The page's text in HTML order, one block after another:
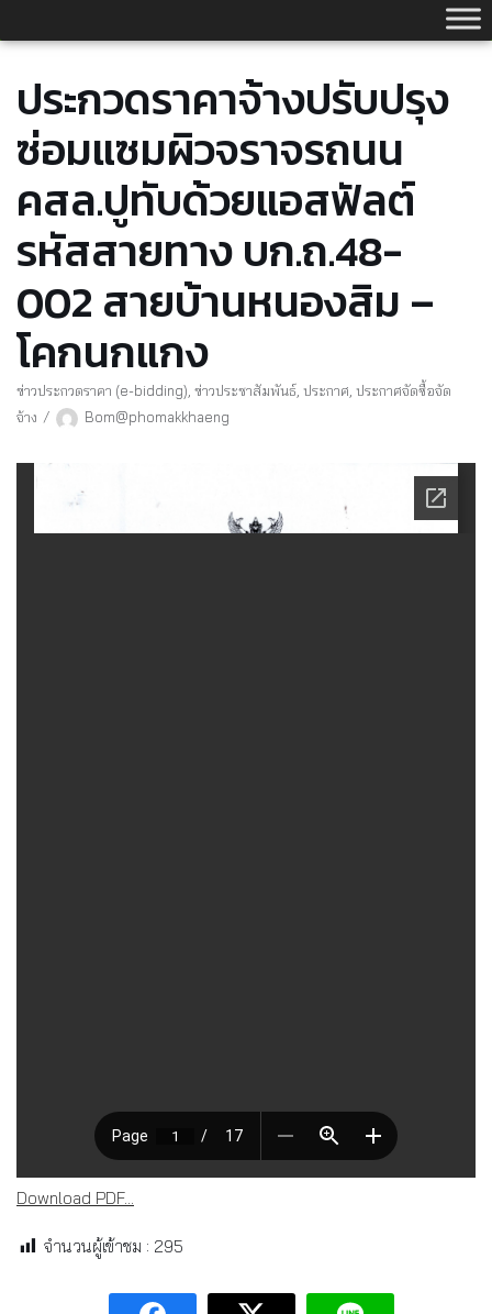
to
ประกวดราคาจ้างปรับปรุง
ซ่อมแซมผิวจราจรถนน
คสล.ปูทับด้วยแอสฟัลต์
รหัสสายทาง บก.ถ.48-
002 สายบ้านหนองสิม –
โคกนกแกง
ข่าวประกวดราคา (e-bidding) ข่าวประชาสัมพันธ์ ประกาศ ประกาศจัดซื้อจัด
จ้าง
Bom@phomakkhaeng
Download PDF...
จำนวนผู้เข้าชม : 295